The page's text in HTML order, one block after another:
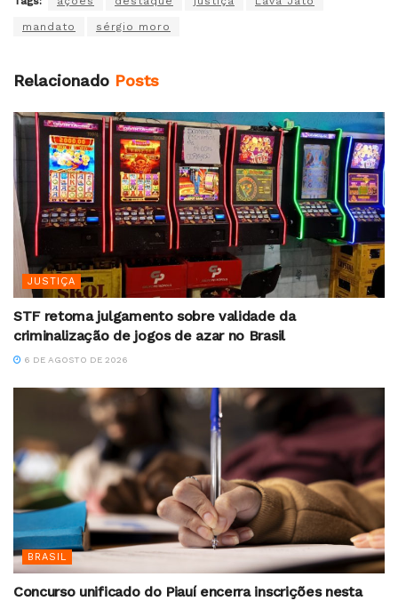
mandato sérgio moro
Relacionado Posts
JUSTIÇA
STF retoma julgamento sobre validade da
criminalização de jogos de azar no Brasil
6 DE AGOSTO DE 2026
BRASIL
Concurso unificado do Piauí encerra inscrições nesta